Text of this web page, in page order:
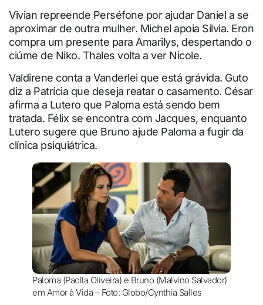
Vivian repreende Perséfone por ajudar Daniel a se
aproximar de outra mulher. Michel apoia Silvia. Eron
compra um presente para Amarilys, despertando o
ciúme de Niko. Thales volta a ver Nicole.
Valdirene conta a Vanderlei que está grávida. Guto
diz a Patrícia que deseja reatar o casamento. César
afirma a Lutero que Paloma está sendo bem
tratada. Félix se encontra com Jacques, enquanto
Lutero sugere que Bruno ajude Paloma a fugir da
clínica psiquiátrica.
Paloma (Paolla Oliveira) e Bruno (Malvino Salvador)
em Amor à Vida – Foto: Globo/Cynthia Salles